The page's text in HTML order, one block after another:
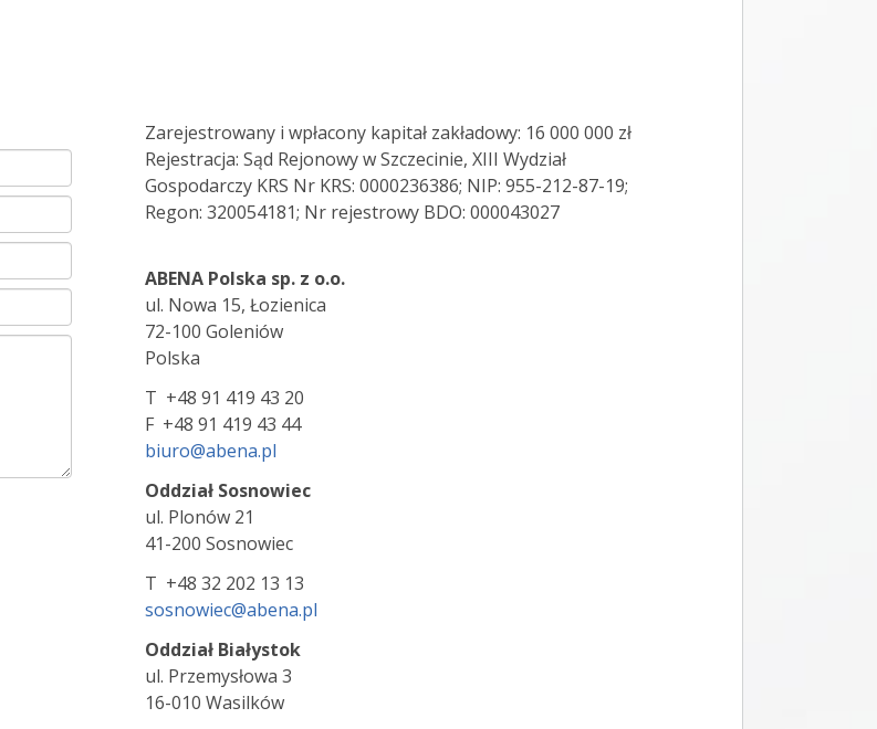
Zarejestrowany i wpłacony kapitał zakładowy: 16 000 000 zł
Rejestracja: Sąd Rejonowy w Szczecinie, XIII Wydział
Gospodarczy KRS Nr KRS: 0000236386; NIP: 955-212-87-19;
Regon: 320054181; Nr rejestrowy BDO: 000043027
ABENA Polska sp. z o.o.
ul. Nowa 15, Łozienica
72-100 Goleniów
Polska
T +48 91 419 43 20
F +48 91 419 43 44
biuro@abena.pl
Oddział Sosnowiec
ul. Plonów 21
41-200 Sosnowiec
T +48 32 202 13 13
sosnowiec@abena.pl
Oddział Białystok
ul. Przemysłowa 3
16-010 Wasilków